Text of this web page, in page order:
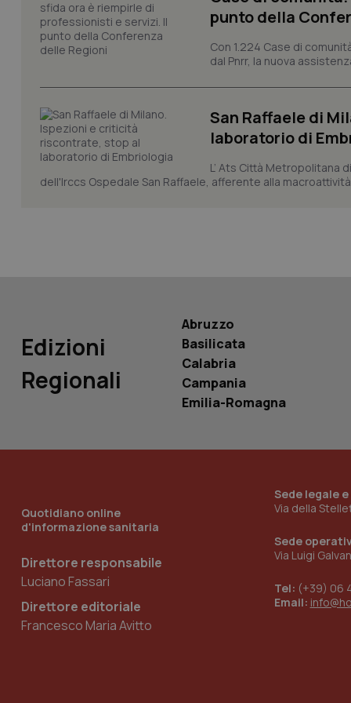
punto della
Con 1.224 Case di
dal Pnrr, la nuova
San Raffaele di
laboratorio di
L’ Ats Città Metropolitana
dell'Irccs Ospedale San Raffaele, afferente alla
Edizioni
Regionali
Abruzzo
Basilicata
Calabria
Campania
Emilia-Romagna
Quotidiano online
d'informazione sanitaria
Direttore responsabile
Luciano Fassari
Direttore editoriale
Francesco Maria Avitto
Sede legale
Via della
Sede
Via Luigi
Tel: (+39) 06
Email:
tracking-sites-
tracking-enable
session-id
_ga_KM60CM4NPH
Nome